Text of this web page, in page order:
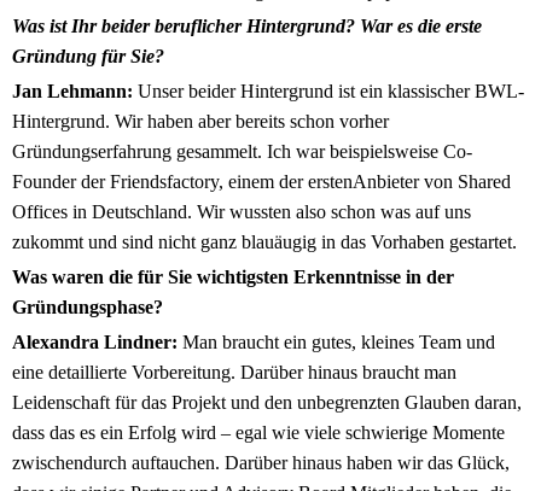
Was ist Ihr beider beruflicher Hintergrund? War es die erste
Gründung für Sie?
Jan Lehmann: Unser beider Hintergrund ist ein klassischer BWL-
Hintergrund. Wir haben aber bereits schon vorher
Gründungserfahrung gesammelt. Ich war beispielsweise Co-
Founder der Friendsfactory, einem der erstenAnbieter von Shared
Offices in Deutschland. Wir wussten also schon was auf uns
zukommt und sind nicht ganz blauäugig in das Vorhaben gestartet.
Was waren die für Sie wichtigsten Erkenntnisse in der
Gründungsphase?
Alexandra Lindner: Man braucht ein gutes, kleines Team und
eine detaillierte Vorbereitung. Darüber hinaus braucht man
Leidenschaft für das Projekt und den unbegrenzten Glauben daran,
dass das es ein Erfolg wird – egal wie viele schwierige Momente
zwischendurch auftauchen. Darüber hinaus haben wir das Glück,